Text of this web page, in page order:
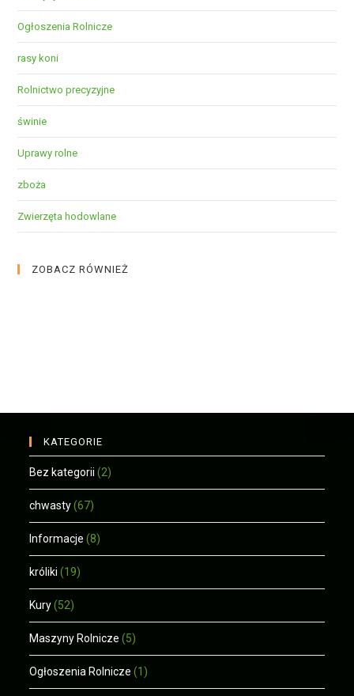
Ogłoszenia Rolnicze
rasy koni
Rolnictwo precyzyjne
świnie
Uprawy rolne
zboża
Zwierzęta hodowlane
ZOBACZ RÓWNIEŻ
KATEGORIE
Bez kategorii (2)
chwasty (67)
Informacje (8)
króliki (19)
Kury (52)
Maszyny Rolnicze (5)
Ogłoszenia Rolnicze (1)